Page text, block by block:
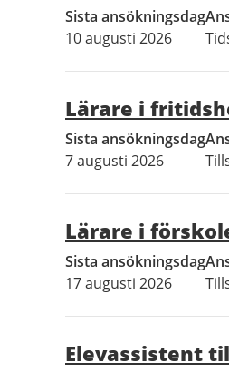
Sista ansökningsdag
10 augusti 2026
Lärare i
Sista ansökningsdag
7 augusti 2026
Lärare i
Sista ansökningsdag
17 augusti 2026
Elevassistent